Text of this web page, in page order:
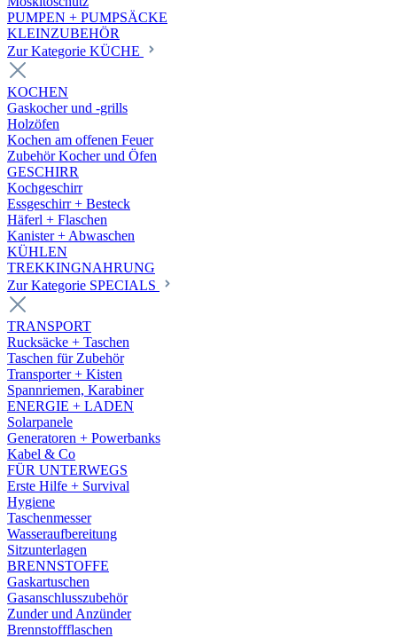
PUMPEN + PUMPSÄCKE
KLEINZUBEHÖR
Zur Kategorie KÜCHE
KOCHEN
Gaskocher und -grills
Holzöfen
Kochen am offenen Feuer
Zubehör Kocher und Öfen
GESCHIRR
Kochgeschirr
Essgeschirr + Besteck
Häferl + Flaschen
Kanister + Abwaschen
KÜHLEN
TREKKINGNAHRUNG
Zur Kategorie SPECIALS
TRANSPORT
Rucksäcke + Taschen
Taschen für Zubehör
Transporter + Kisten
Spannriemen, Karabiner
ENERGIE + LADEN
Solarpanele
Generatoren + Powerbanks
Kabel & Co
FÜR UNTERWEGS
Erste Hilfe + Survival
Hygiene
Taschenmesser
Wasseraufbereitung
Sitzunterlagen
BRENNSTOFFE
Gaskartuschen
Gasanschlusszubehör
Zunder und Anzünder
Brennstoffflaschen